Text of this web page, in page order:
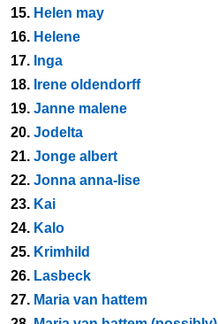
15. Helen may
16. Helene
17. Inga
18. Irene oldendorff
19. Janne malene
20. Jodelta
21. Jonge albert
22. Jonna anna-lise
23. Kai
24. Kalo
25. Krimhild
26. Lasbeck
27. Maria van hattem